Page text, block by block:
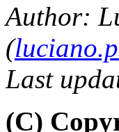
Author:
(
Last
(C)